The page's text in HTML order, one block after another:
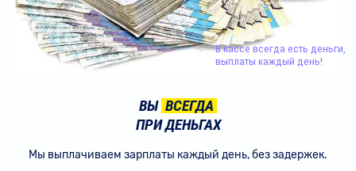
ВЫ ВСЕГДА
ПРИ ДЕНЬГАХ
Мы выплачиваем зарплаты каждый день, без задержек.
В кассе всегда есть деньги,
выплаты каждый день!